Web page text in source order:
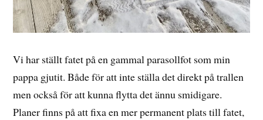
Vi har ställt fatet på en gammal parasollfot som min
pappa gjutit. Både för att inte ställa det direkt på trallen
men också för att kunna flytta det ännu smidigare.
Planer finns på att fixa en mer permanent plats till fatet,